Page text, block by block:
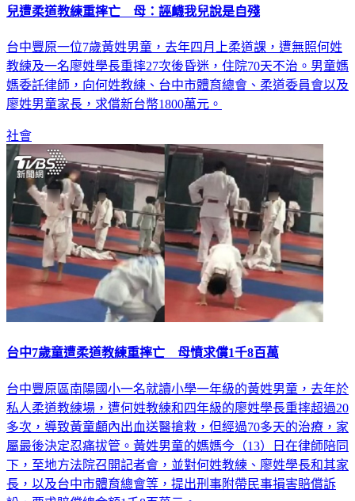
兒遭柔道教練重摔亡 母：誣衊我兒說是自殘
台中豐原一位7歲黃姓男童，去年四月上柔道課，遭無照何姓
教練及一名廖姓學長重摔27次後昏迷，住院70天不治。男童媽
媽委託律師，向何姓教練、台中市體育總會、柔道委員會以及
廖姓男童家長，求償新台幣1800萬元。
社會
台中7歲童遭柔道教練重摔亡 母憤求償1千8百萬
台中豐原區南陽國小一名就讀小學一年級的黃姓男童，去年於
私人柔道教練場，遭何姓教練和四年級的廖姓學長重摔超過20
多次，導致黃童顱內出血送醫搶救，但經過70多天的治療，家
屬最後決定忍痛拔管。黃姓男童的媽媽今（13）日在律師陪同
下，至地方法院召開記者會，並對何姓教練、廖姓學長和其家
長，以及台中市體育總會等，提出刑事附帶民事損害賠償訴